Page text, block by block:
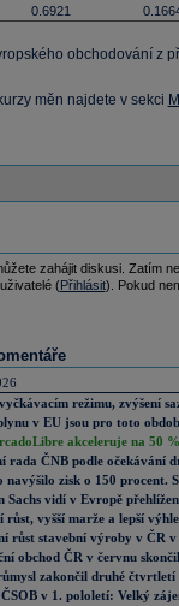
0.6921
obchodování z
měn najdete v sekci
zahájit diskusi. Zatím
(Přihlásit). Pokud
režimu, zvýšení
v EU jsou pro toto
akceleruje na 50
rada ČNB podle očekávání
navýšilo zisk o 150 procent.
Sachs vidí v Evropě
růst, vyšší marže a lepší
růst stavební výroby v ČR
obchod ČR v červnu
zakončil druhé čtvrtletí
v 1. pololetí: Velký